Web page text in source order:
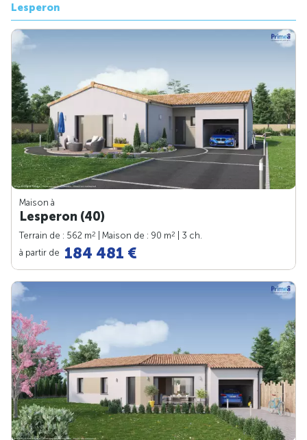
Lesperon
Maison à
Lesperon (40)
Terrain de : 562 m2 | Maison de : 90 m2
| 3 ch.
à partir de 184 481 €